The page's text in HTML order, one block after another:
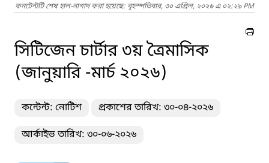
কনটেন্টটি শেষ হাল-নাগাদ করা হয়েছে: বৃহস্পতিবার, ৩০ এপ্রিল, ২০২৬ এ ০২:২৯ PM
সিটিজেন চার্টার ৩য় ত্রৈমাসিক
(জানুয়ারি -মার্চ ২০২৬)
কন্টেন্ট: নোটিশ প্রকাশের তারিখ: ৩০-০৪-২০২৬
আর্কাইভ তারিখ: ৩০-০৬-২০২৬